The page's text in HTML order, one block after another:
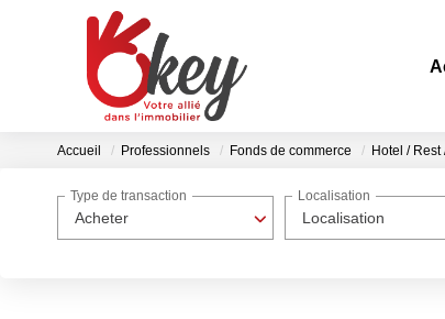
Accueil Professionnels Fonds de commerce Hotel / Rest
Acheter
Type de transaction
Localisation
Localisation